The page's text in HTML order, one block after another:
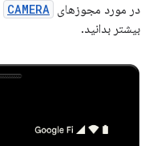
در مورد مجوزهای CAMERA
بیشتر بدانید.